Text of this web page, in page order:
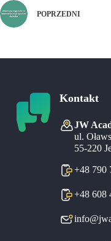
POPRZEDNI
Kontakt
JW
ul.
55-220
+48 790
+48 608